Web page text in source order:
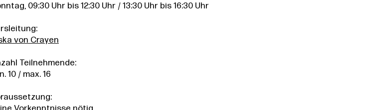
09:30 Uhr bis 12:30 Uhr / 13:30 Uhr bis 16:30 Uhr
von Crayen
Teilnehmende:
10 / max. 16